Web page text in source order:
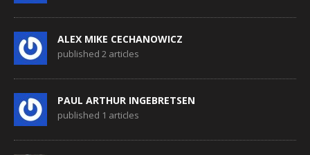
ALEX MIKE CECHANOWICZ
published 2 articles
PAUL ARTHUR INGEBRETSEN
published 1 articles